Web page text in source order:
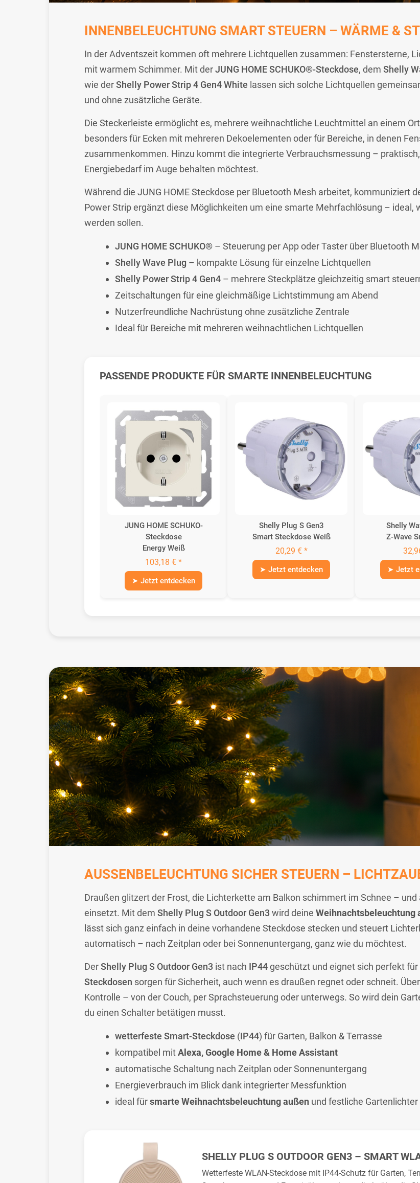
INNENBELEUCHTUNG SMART STEUERN – WÄRME &
In der Adventszeit kommen oft mehrere Lichtquellen zusammen: Fenstersterne,
mit warmem Schimmer. Mit derJUNG HOME SCHUKO®-Steckdose, demShelly
wie derShelly Power Strip 4 Gen4 White lassen sich solche Lichtquellen
und ohne zusätzliche Geräte.
Die Steckerleiste ermöglicht es, mehrere weihnachtliche Leuchtmittel an einem
besonders für Ecken mit mehreren Deko­elementen oder für Bereiche, in denen
zusammenkommen. Hinzu kommt die integrierte Verbrauchsmessung –
Energiebedarf im Auge behalten möchtest.
Während die JUNG HOME Steckdose per Bluetooth Mesh arbeitet, kommuniziert
Power Strip ergänzt diese Möglichkeiten um eine smarte Mehrfachlösung –
werden sollen.
JUNG HOME SCHUKO® – Steuerung per App oder Taster über Bluetooth
Shelly Wave Plug – kompakte Lösung für einzelne Lichtquellen
Shelly Power Strip 4 Gen4 – mehrere Steckplätze gleichzeitig smart
Zeitschaltungen für eine gleichmäßige Lichtstimmung am Abend
Nutzerfreundliche Nachrüstung ohne zusätzliche Zentrale
Ideal für Bereiche mit mehreren weihnachtlichen Lichtquellen
PASSENDE PRODUKTE FÜR SMARTE INNENBELEUCHTUNG
JUNG HOME SCHUKO-
Steckdose
Energy Weiß
103,18 € *
➤ Jetzt entdecken
Shelly Plug S Gen3
Smart Steckdose Weiß
20,29 € *
➤ Jetzt entdecken
Shelly
Z-Wave
➤ Jetzt
AUSSENBELEUCHTUNG SICHER STEUERN –
Draußen glitzert der Frost, die Lichterkette am Balkon schimmert im Schnee –
einsetzt. Mit demShelly Plug S Outdoor Gen3wird deineWeihnachtsbeleuchtung
lässt sich ganz einfach in deine vorhandene Steckdose stecken und steuert
automatisch – nach Zeitplan oder bei Sonnenuntergang, ganz wie du möchtest.
DerShelly Plug S Outdoor Gen3 ist nach IP44 geschützt und eignet sich perfekt
Steckdosen sorgen für Sicherheit, auch wenn es draußen regnet oder schneit.
Kontrolle – von der Couch, per Sprachsteuerung oder unterwegs. So wird dein
du einen Schalter betätigen musst.
wetterfeste Smart-Steckdose (IP44) für Garten, Balkon & Terrasse
kompatibel mitAlexa, Google Home & Home Assistant
automatische Schaltung nach Zeitplan oder Sonnenuntergang
Energieverbrauch im Blick dank integrierter Messfunktion
ideal fürsmarte Weihnachtsbeleuchtung außen und festliche Gartenlichter
SHELLY PLUG S OUTDOOR GEN3 – SMART
Wetterfeste WLAN-Steckdose mit IP44-Schutz für Garten,